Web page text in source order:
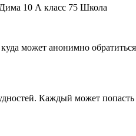
10 А класс 75 Школа
может анонимно
Каждый может